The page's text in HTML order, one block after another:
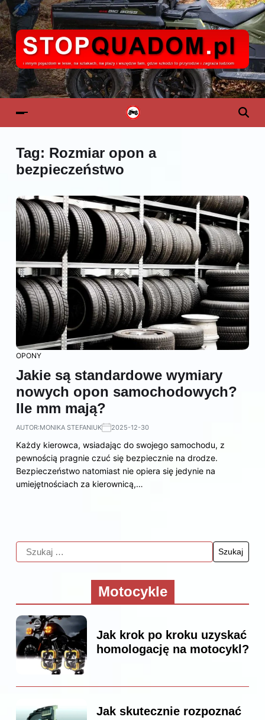
Tag: Rozmiar opon a
bezpieczeństwo
OPONY
Jakie są standardowe wymiary
nowych opon samochodowych?
Ile mm mają?
AUTOR:MONIKA STEFANIUK 2025-12-30
Każdy kierowca, wsiadając do swojego samochodu, z
pewnością pragnie czuć się bezpiecznie na drodze.
Bezpieczeństwo natomiast nie opiera się jedynie na
umiejętnościach za kierownicą,…
Motocykle
Jak krok po kroku uzyskać
homologację na motocykl?
Jak skutecznie rozpoznać